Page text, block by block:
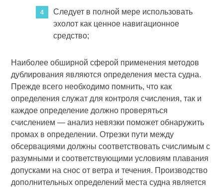
Следует в полной мере использовать
эхолот как ценное навигационное
средство;
Наиболее обширной сферой применения методов
дублирования являются определения места судна.
Прежде всего необходимо помнить, что как
определения служат для контроля счисления, так и
каждое определение должно проверяться
счислением — анализ невязки поможет обнаружить
промах в определении. Отрезки пути между
обсервациями должны соответствовать счислимым с
разумными и соответствующими условиям плавания
допусками на снос от ветра и течения. Производство
дополнительных определений места судна является